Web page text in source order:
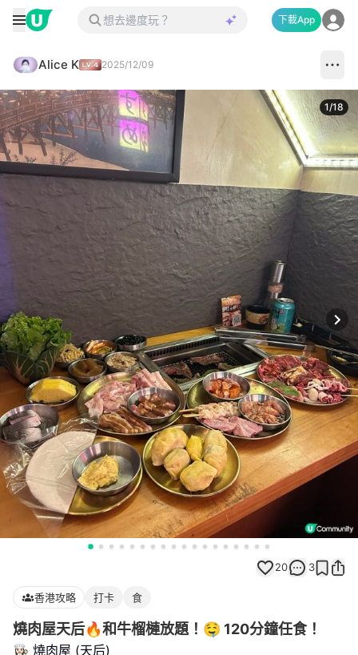
下載App
Alice K 2025/12/09
1/18
20 3
香港攻略 打卡 食
燒肉屋天后🔥和牛榴槤放題！🤤 120分鐘任食！
👩🏻‍🍳 燒肉屋 (天后)